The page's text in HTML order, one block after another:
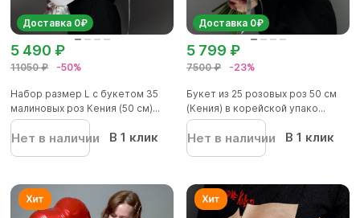
Доставка 0₽
11050 ₽ -50%
5 490 ₽
Набор размер L с букетом 35
малиновых роз Кения (50 см)...
Нет в наличии В 1 клик
Доставка 0₽
7500 ₽ -23%
5 799 ₽
Букет из 25 розовых роз 50 см
(Кения) в корейской упако...
Нет в наличии В 1 клик